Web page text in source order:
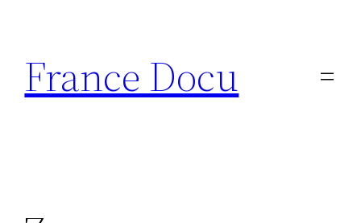
contenu
France Docu